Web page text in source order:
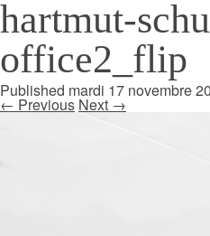
hartmut-
office2_flip
Published mardi 17 novembre
← Previous Next →